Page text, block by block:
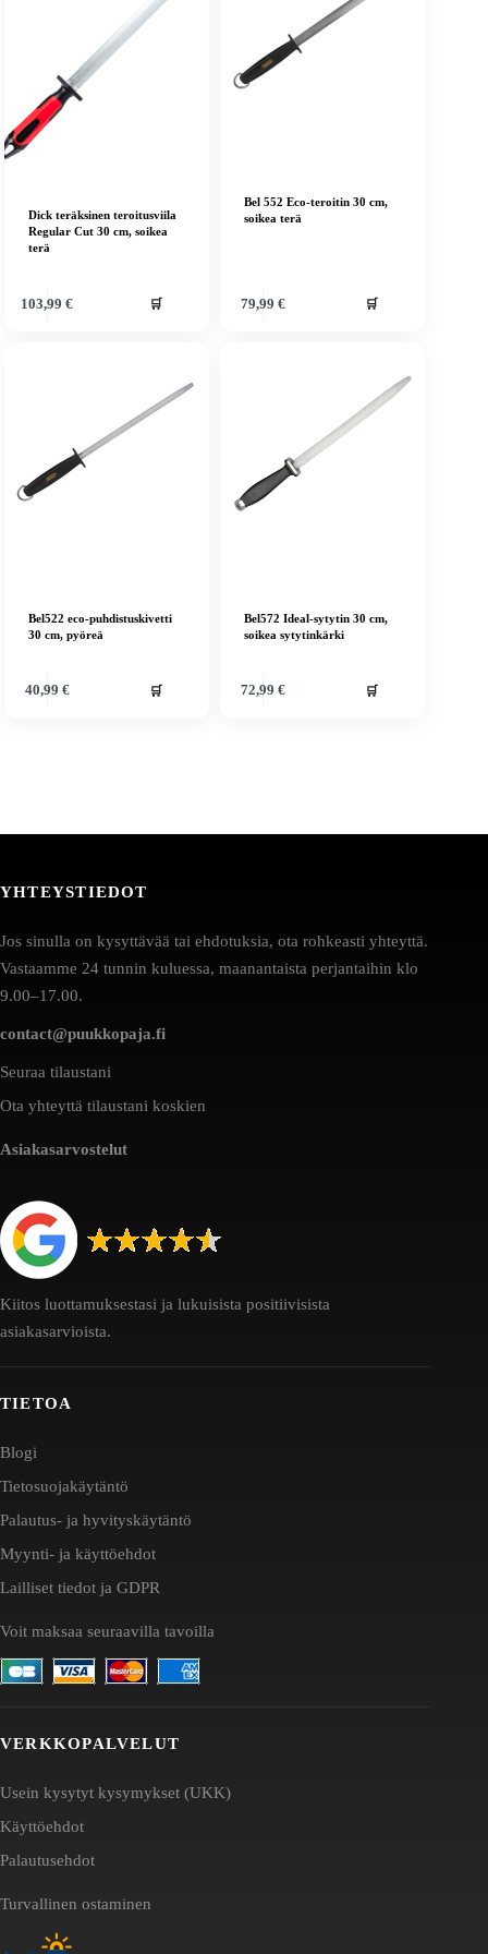
Dick teräksinen teroitusviila
Regular Cut 30 cm, soikea
terä
103,99€ 🛒
Bel 552 Eco-teroitin 30 cm,
soikea terä
79,99 € 🛒
Bel522 eco-puhdistuskivetti
30 cm, pyöreä
40,99 € 🛒
Bel572 Ideal-sytytin 30 cm,
soikea sytytinkärki
72,99 € 🛒
YHTEYSTIEDOT
Jos sinulla on kysyttävää tai ehdotuksia, ota rohkeasti yhteyttä.
Vastaamme 24 tunnin kuluessa, maanantaista perjantaihin klo
9.00–17.00.
contact@puukkopaja.fi
Seuraa tilaustani
Ota yhteyttä tilaustani koskien
Asiakasarvostelut
Kiitos luottamuksestasi ja lukuisista positiivisista
asiakasarvioista.
TIETOA
Blogi
Tietosuojakäytäntö
Palautus- ja hyvityskäytäntö
Myynti- ja käyttöehdot
Lailliset tiedot ja GDPR
Voit maksaa seuraavilla tavoilla
VERKKOPALVELUT
Usein kysytyt kysymykset (UKK)
Käyttöehdot
Palautusehdot
Turvallinen ostaminen